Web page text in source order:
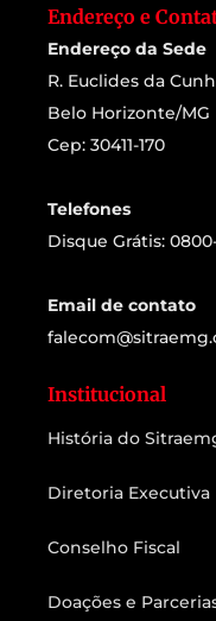
Endereço e
Endereço da Sede
R. Euclides da
Belo Horizonte/MG
Cep: 30411-170
Telefones
Disque Grátis:
Email de contato
Institucional
História do
Diretoria Executiva
Conselho Fiscal
Doações e